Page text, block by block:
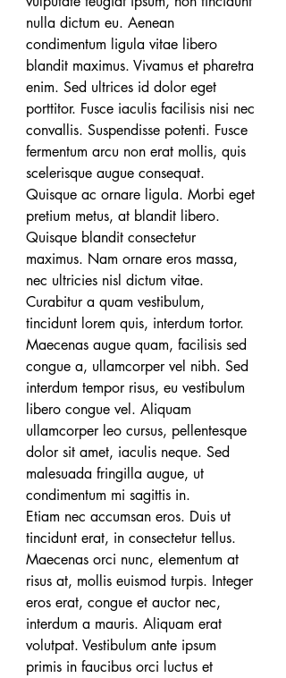
nulla dictum eu. Aenean
condimentum ligula vitae libero
blandit maximus. Vivamus et pharetra
enim. Sed ultrices id dolor eget
porttitor. Fusce iaculis facilisis nisi nec
convallis. Suspendisse potenti. Fusce
fermentum arcu non erat mollis, quis
scelerisque augue consequat.
Quisque ac ornare ligula. Morbi eget
pretium metus, at blandit libero.
Quisque blandit consectetur
maximus. Nam ornare eros massa,
nec ultricies nisl dictum vitae.
Curabitur a quam vestibulum,
tincidunt lorem quis, interdum tortor.
Maecenas augue quam, facilisis sed
congue a, ullamcorper vel nibh. Sed
interdum tempor risus, eu vestibulum
libero congue vel. Aliquam
ullamcorper leo cursus, pellentesque
dolor sit amet, iaculis neque. Sed
malesuada fringilla augue, ut
condimentum mi sagittis in.
Etiam nec accumsan eros. Duis ut
tincidunt erat, in consectetur tellus.
Maecenas orci nunc, elementum at
risus at, mollis euismod turpis. Integer
eros erat, congue et auctor nec,
interdum a mauris. Aliquam erat
volutpat. Vestibulum ante ipsum
primis in faucibus orci luctus et